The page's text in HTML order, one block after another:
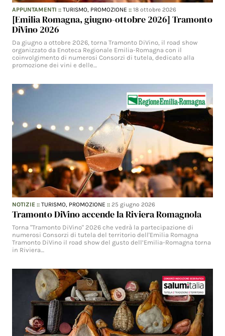
APPUNTAMENTI ::TURISMO, PROMOZIONE ::18 ottobre 2026
[Emilia Romagna, giugno-ottobre 2026] Tramonto
DiVino 2026
Da giugno a ottobre 2026, torna Tramonto DiVino, il road show
organizzato da Enoteca Regionale Emilia-Romagna con il
coinvolgimento di numerosi Consorzi di tutela, dedicato alla
promozione dei vini e delle…
NOTIZIE ::TURISMO, PROMOZIONE ::25 giugno 2026
Tramonto DiVino accende la Riviera Romagnola
Torna "Tramonto DiVino" 2026 che vedrà la partecipazione di
numerosi Consorzi di tutela del territorio dell'Emilia Romagna
Tramonto DiVino il road show del gusto dell’Emilia-Romagna torna
in Riviera…